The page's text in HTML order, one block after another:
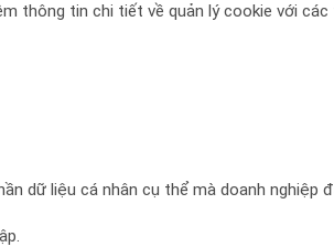
thông tin chi tiết về quản lý cookie với
dữ liệu cá nhân cụ thể mà doanh nghiệp